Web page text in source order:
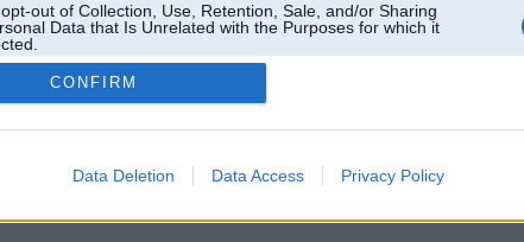
out of Collection, Use, Retention, Sale, and/or Sharing
Data that Is Unrelated with the Purposes for which it
CONFIRM
Data Deletion Data Access Privacy Policy
nav saistīts ar